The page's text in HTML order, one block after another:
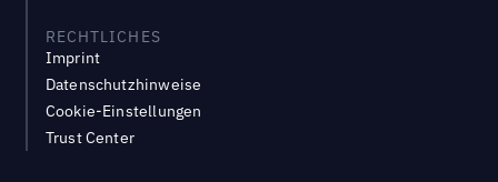
RECHTLICHES
Imprint
Datenschutzhinweise
Cookie-Einstellungen
Trust Center